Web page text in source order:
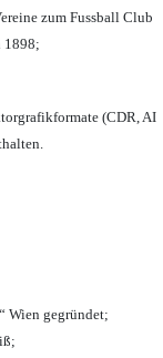
zum Fussball Club
1898;
(CDR, AI
Wien gegründet;